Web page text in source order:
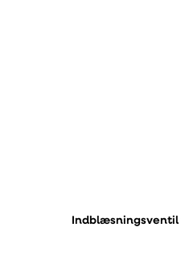
Indblæsningsventil